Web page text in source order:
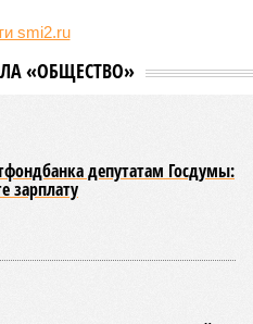
клуба» РБК
каждым годом стабильно
и в текущем году
варианты более
его словам, компания уже
но там продукт не
поставки в Узбекистан
связь, но объёмы не
гораздо более
компанией исследование
вызывают живой
«Сделано в России»